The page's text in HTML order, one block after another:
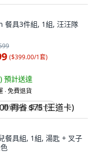
餐具3件組, 1組, 汪汪隊
($399.00/1套)
預計送達
∙ 免費退貨
再省 $75 (王道卡)
餐具組, 1組, 湯匙 + 叉子